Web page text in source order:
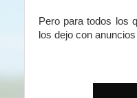
Pero para todos los
los dejo con